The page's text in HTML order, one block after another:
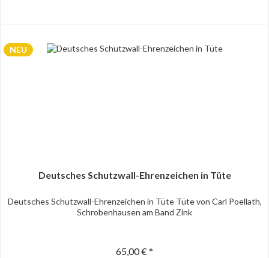
NEU
Deutsches Schutzwall-Ehrenzeichen in Tüte
Deutsches Schutzwall-Ehrenzeichen in Tüte Tüte von Carl Poellath,
Schrobenhausen am Band Zink
65,00 € *